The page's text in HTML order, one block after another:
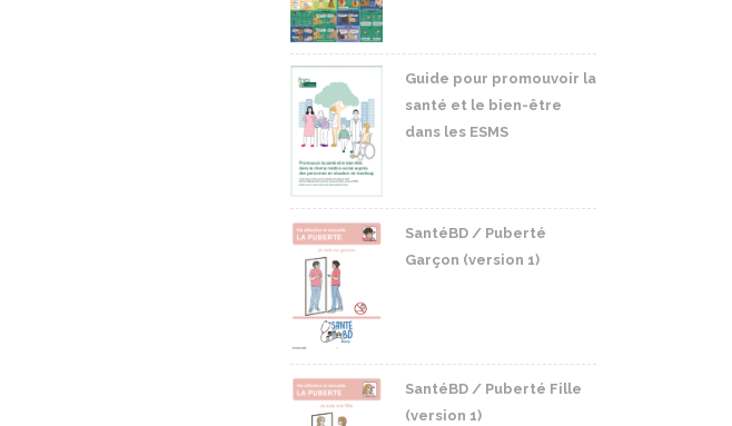
Guide pour promouvoir la
santé et le bien-être
dans les ESMS
SantéBD / Puberté
Garçon (version 1)
SantéBD / Puberté Fille
(version 1)